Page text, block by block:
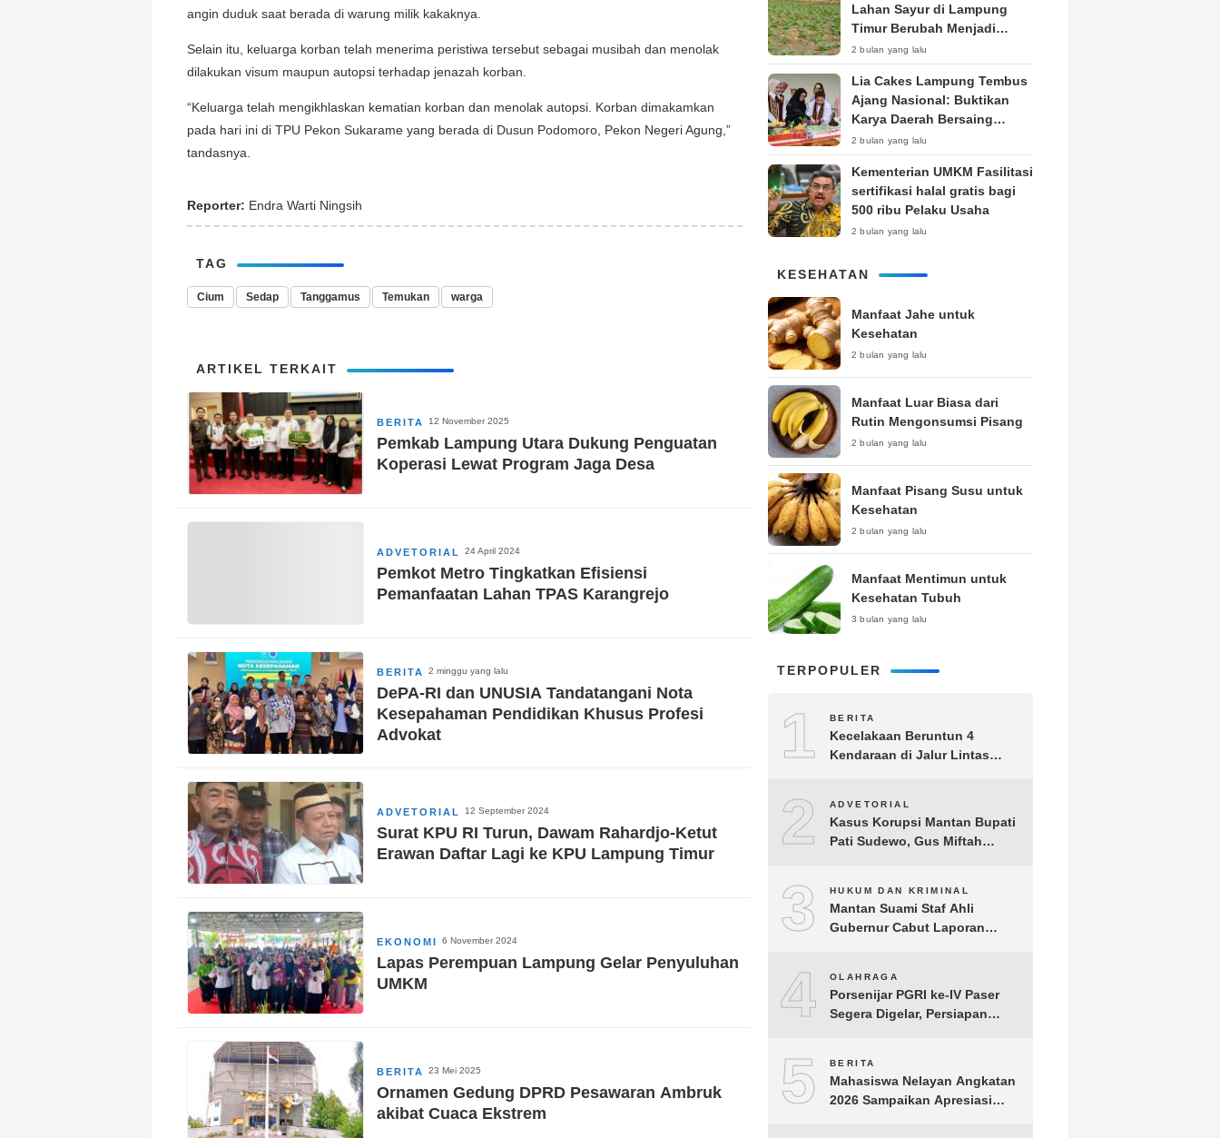
angin duduk saat berada di warung milik kakaknya.
Selain itu, keluarga korban telah menerima peristiwa tersebut sebagai musibah dan menolak
dilakukan visum maupun autopsi terhadap jenazah korban.
“Keluarga telah mengikhlaskan kematian korban dan menolak autopsi. Korban dimakamkan
pada hari ini di TPU Pekon Sukarame yang berada di Dusun Podomoro, Pekon Negeri Agung,”
tandasnya.
Reporter: Endra Warti Ningsih
TAG
Cium Sedap Tanggamus Temukan warga
ARTIKEL TERKAIT
BERITA 12 November 2025
Pemkab Lampung Utara Dukung Penguatan
Koperasi Lewat Program Jaga Desa
ADVETORIAL 24 April 2024
Pemkot Metro Tingkatkan Efisiensi
Pemanfaatan Lahan TPAS Karangrejo
BERITA 2 minggu yang lalu
DePA-RI dan UNUSIA Tandatangani Nota
Kesepahaman Pendidikan Khusus Profesi
Advokat
ADVETORIAL 12 September 2024
Surat KPU RI Turun, Dawam Rahardjo-Ketut
Erawan Daftar Lagi ke KPU Lampung Timur
EKONOMI 6 November 2024
Lapas Perempuan Lampung Gelar Penyuluhan
UMKM
BERITA 23 Mei 2025
Ornamen Gedung DPRD Pesawaran Ambruk
akibat Cuaca Ekstrem
Lahan Sayur di Lampung
Timur Berubah Menjadi
Kebun Tembakau
2 bulan yang lalu
Lia Cakes Lampung Tembus
Ajang Nasional: Buktikan
Karya Daerah Bersaing
Setara Kota Besar
2 bulan yang lalu
Kementerian UMKM Fasilitasi
sertifikasi halal gratis bagi
500 ribu Pelaku Usaha
2 bulan yang lalu
KESEHATAN
Manfaat Jahe untuk
Kesehatan
2 bulan yang lalu
Manfaat Luar Biasa dari
Rutin Mengonsumsi Pisang
2 bulan yang lalu
Manfaat Pisang Susu untuk
Kesehatan
2 bulan yang lalu
Manfaat Mentimun untuk
Kesehatan Tubuh
3 bulan yang lalu
TERPOPULER
1 BERITA
Kecelakaan Beruntun 4
Kendaraan di Jalur Lintas
2 ADVETORIAL
Kasus Korupsi Mantan Bupati
Pati Sudewo, Gus Miftah
3 HUKUM DAN KRIMINAL
Mantan Suami Staf Ahli
Gubernur Cabut Laporan
4 OLAHRAGA
Porsenijar PGRI ke-IV Paser
Segera Digelar, Persiapan
5 BERITA
Mahasiswa Nelayan Angkatan
2026 Sampaikan Apresiasi